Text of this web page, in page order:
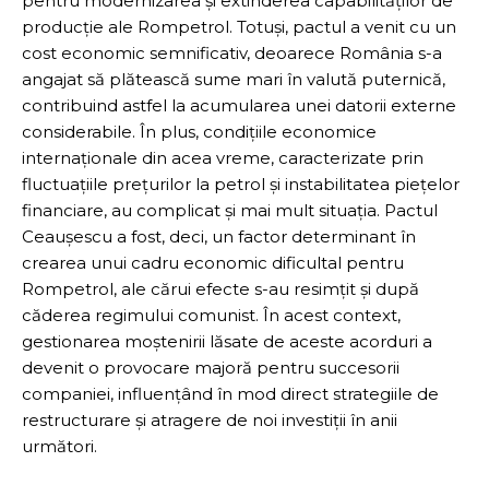
producție ale Rompetrol. Totuși, pactul a venit cu un
cost economic semnificativ, deoarece România s-a
angajat să plătească sume mari în valută puternică,
contribuind astfel la acumularea unei datorii externe
considerabile. În plus, condițiile economice
internaționale din acea vreme, caracterizate prin
fluctuațiile prețurilor la petrol și instabilitatea piețelor
financiare, au complicat și mai mult situația. Pactul
Ceaușescu a fost, deci, un factor determinant în
crearea unui cadru economic dificultal pentru
Rompetrol, ale cărui efecte s-au resimțit și după
căderea regimului comunist. În acest context,
gestionarea moștenirii lăsate de aceste acorduri a
devenit o provocare majoră pentru succesorii
companiei, influențând în mod direct strategiile de
restructurare și atragere de noi investiții în anii
următori.